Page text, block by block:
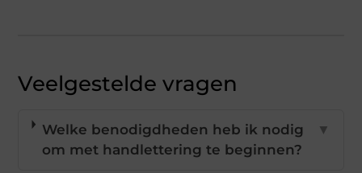
Veelgestelde vragen
Welke benodigdheden heb ik nodig
om met handlettering te beginnen?
▼